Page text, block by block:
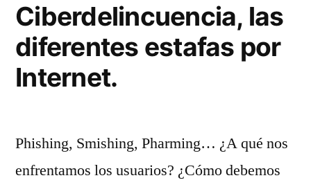
Ciberdelincuencia, las
diferentes estafas por
Internet.
Phishing, Smishing, Pharming… ¿A qué nos
enfrentamos los usuarios? ¿Cómo debemos